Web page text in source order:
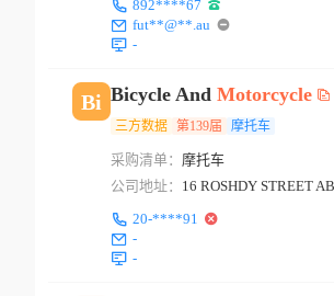
892****67
fut**@**.au
-
Bi Bicycle And Motorcycle
三方数据 第139届 摩托车
采购清单： 摩托车
公司地址： 16 ROSHDY STREET
20-****91
-
-